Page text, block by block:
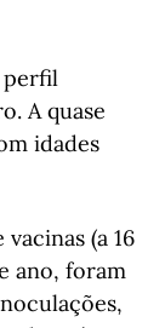
perfil
A quase
idades
(a 16
ano, foram